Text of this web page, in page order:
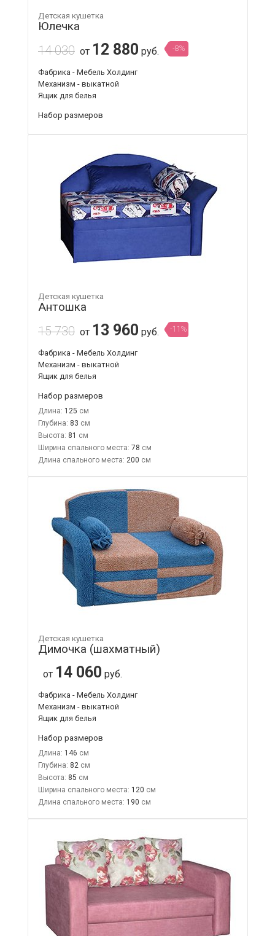
Детская кушетка
Юлечка
14 030 от 12 880 руб. -8%
Фабрика - Мебель Холдинг
Механизм - выкатной
Ящик для белья
Набор размеров
Детская кушетка
Антошка
15 730 от 13 960 руб. -11%
Фабрика - Мебель Холдинг
Механизм - выкатной
Ящик для белья
Набор размеров
Длина: 125
Глубина: 83
Высота: 81
Ширина спального места: 78
Длина спального места: 200
Детская кушетка
Димочка (шахматный)
от 14 060 руб.
Фабрика - Мебель Холдинг
Механизм - выкатной
Ящик для белья
Набор размеров
Длина: 146
Глубина: 82
Высота: 85
Ширина спального места: 120
Длина спального места: 190